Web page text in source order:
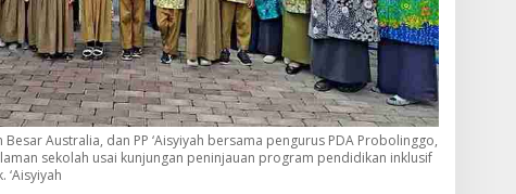
Australia, dan PP ‘Aisyiyah bersama pengurus PDA Probolinggo,
sekolah usai kunjungan peninjauan program pendidikan inklusif
‘Aisyiyah